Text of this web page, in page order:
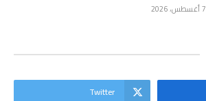
7 أغسطس، 2026
Twitter